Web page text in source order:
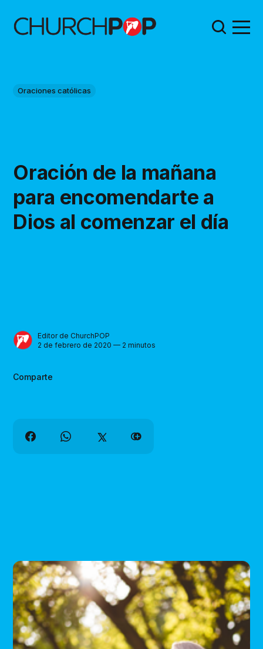
Oraciones católicas
Oración de la mañana
para encomendarte a
Dios al comenzar el día
Editor de ChurchPOP
2 de febrero de 2020 — 2 minutos
Comparte